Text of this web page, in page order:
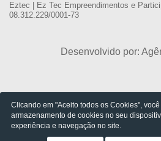
Eztec | Ez Tec Empreendimentos e
08.312.229/0001-73
Desenvolvido por:
Clicando em "Aceito todos os Cookies",
armazenamento de cookies no seu
experiência e navegação no site.